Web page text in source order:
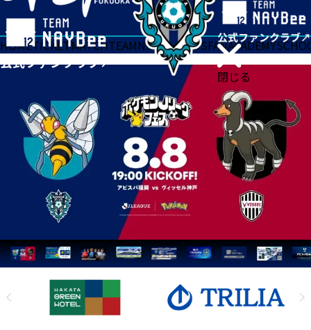
閉じる
HOMETICKETMATCHTEAMNEWSGOODSFANACADEMY